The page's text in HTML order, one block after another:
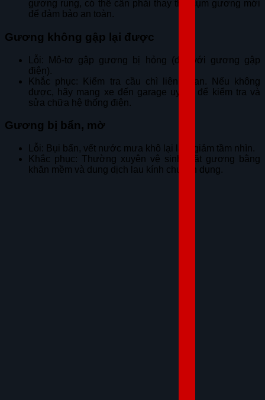
gương rung, có thể cần phải thay thế cụm gương mới
để đảm bảo an toàn.
Gương không gập lại được
Lỗi: Mô-tơ gập gương bị hỏng (đối với gương gập
điện).
Khắc phục: Kiểm tra cầu chì liên quan. Nếu không
được, hãy mang xe đến garage uy tín để kiểm tra và
sửa chữa hệ thống điện.
Gương bị bẩn, mờ
Lỗi: Bụi bẩn, vết nước mưa khô lại làm giảm tầm nhìn.
Khắc phục: Thường xuyên vệ sinh mặt gương bằng
khăn mềm và dung dịch lau kính chuyên dụng.